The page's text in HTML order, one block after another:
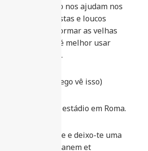
que tanto nos ajudam nos
precisão. Moralistas e loucos
certo seria reformar as velhas
sabem que é melhor usar
remendadas.
(Até um cego vê isso)
construir esse estádio em Roma.
desejo-te sorte e deixo-te uma
vulgus, panem et